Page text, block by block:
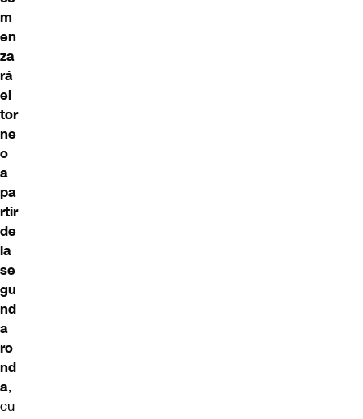
m
en
za
rá
el
tor
ne
o
a
pa
rtir
de
la
se
gu
nd
a
ro
nd
a,
cu